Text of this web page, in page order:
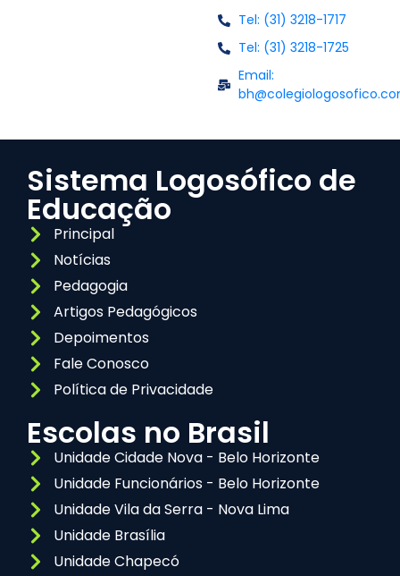
Tel: (31) 3218-1717
Tel: (31) 3218-1725
Email:
Sistema Logosófico de
Educação
Principal
Notícias
Pedagogia
Artigos Pedagógicos
Depoimentos
Fale Conosco
Política de Privacidade
Escolas no Brasil
Unidade Cidade Nova - Belo Horizonte
Unidade Funcionários - Belo Horizonte
Unidade Vila da Serra - Nova Lima
Unidade Brasília
Unidade Chapecó